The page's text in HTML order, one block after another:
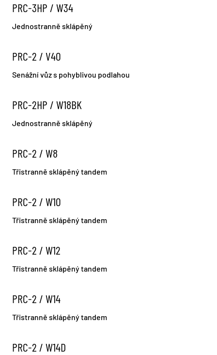
PRC-3HP / W34
Jednostranně sklápěný
PRC-2 / V40
Senážní vůz s pohyblivou podlahou
PRC-2HP / W18BK
Jednostranně sklápěný
PRC-2 / W8
Třistranně sklápěný tandem
PRC-2 / W10
Třistranně sklápěný tandem
PRC-2 / W12
Třistranně sklápěný tandem
PRC-2 / W14
Třistranně sklápěný tandem
PRC-2 / W14D